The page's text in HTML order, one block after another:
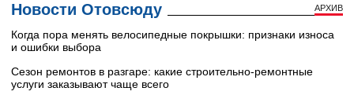
Новости Отовсюду АРХИВ
Когда пора менять велосипедные покрышки: признаки износа
и ошибки выбора
Сезон ремонтов в разгаре: какие строительно-ремонтные
услуги заказывают чаще всего